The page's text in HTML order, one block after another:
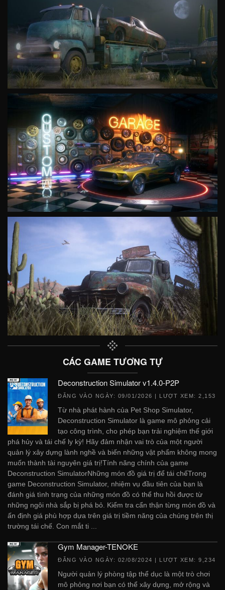
CÁC GAME TƯƠNG TỰ
Deconstruction Simulator v1.4.0-P2P
ĐĂNG VÀO NGÀY: 09/01/2026 | LƯỢT XEM: 2,153
Từ nhà phát hành của Pet Shop Simulator,
Deconstruction Simulator là game mô phỏng cải
tạo công trình, cho phép bạn trải nghiệm thế giới
phá hủy và tái chế ly kỳ! Hãy đảm nhận vai trò của một người
quản lý xây dựng lành nghề và biến những vật phẩm không mong
muốn thành tài nguyên giá trị!Tính năng chính của game
Deconstruction SimulatorNhững món đồ giá trị để tái chếTrong
game Deconstruction Simulator, nhiệm vụ đầu tiên của bạn là
đánh giá tình trạng của những món đồ có thể thu hồi được từ
những ngôi nhà sắp bị phá bỏ. Kiểm tra cẩn thận từng món đồ và
ấn định giá phù hợp dựa trên giá trị tiềm năng của chúng trên thị
trường tái chế. Con mắt ti ...
Gym Manager-TENOKE
ĐĂNG VÀO NGÀY: 02/08/2024 | LƯỢT XEM: 9,234
Người quản lý phòng tập thể dục là một trò chơi
mô phỏng nơi bạn có thể xây dựng, mở rộng và